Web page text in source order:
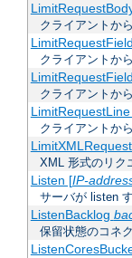
クライアントか
クライアントか
クライアントか
LimitRequestLine
クライアントか
XML 形式のリク
Listen [IP-
サーバが listen
ListenBacklog
保留状態のコネ